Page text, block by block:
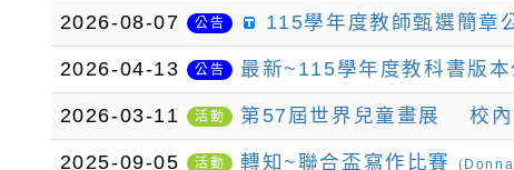
2026-08-07 公告 115學年度教師甄選簡章
2026-04-13 公告 最新~115學年度教科書版本
2026-03-11 活動 第57屆世界兒童畫展 校內
2025-09-05 活動 轉知~聯合盃寫作比賽 ( Donna